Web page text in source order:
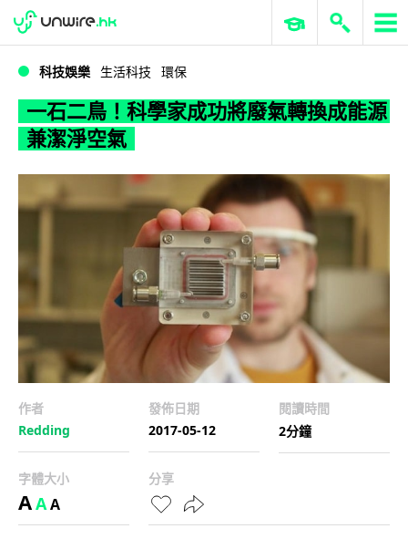
WWDC 2026 ERP 與商業 AI
科技娛樂 生活科技 環保
一石二鳥！科學家成功將廢氣轉換成能源
兼潔淨空氣
作者
Redding
發佈日期
2017-05-12
閱讀時間
2分鐘
字體大小
AAA
分享